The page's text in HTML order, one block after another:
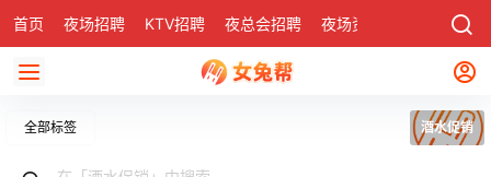
首页 夜场招聘 KTV招聘 夜总会招聘 夜场资讯 社区
全部标签 酒水促销